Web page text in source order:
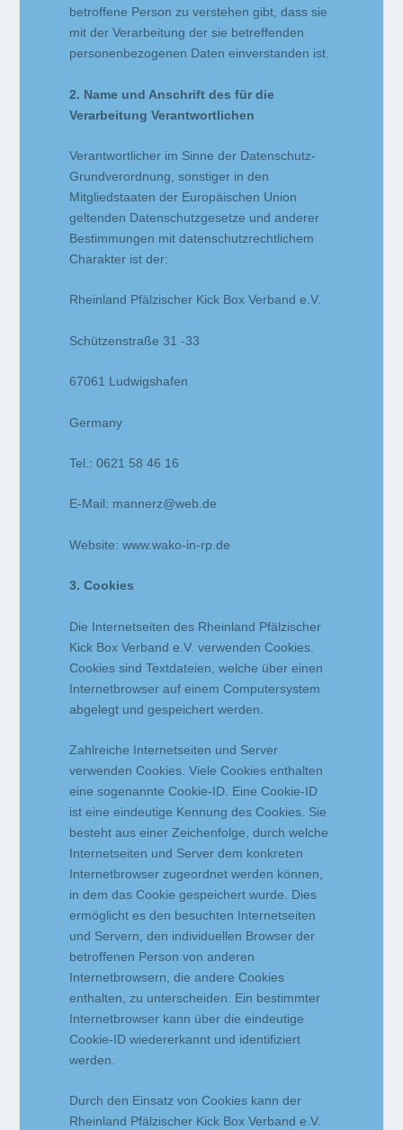
betroffene Person zu verstehen gibt, dass sie
mit der Verarbeitung der sie betreffenden
personenbezogenen Daten einverstanden ist.
2. Name und Anschrift des für die
Verarbeitung Verantwortlichen
Verantwortlicher im Sinne der Datenschutz-
Grundverordnung, sonstiger in den
Mitgliedstaaten der Europäischen Union
geltenden Datenschutzgesetze und anderer
Bestimmungen mit datenschutzrechtlichem
Charakter ist der:
Rheinland Pfälzischer Kick Box Verband e.V.
Schützenstraße 31 -33
67061 Ludwigshafen
Germany
Tel.: 0621 58 46 16
E-Mail: mannerz@web.de
Website: www.wako-in-rp.de
3. Cookies
Die Internetseiten des Rheinland Pfälzischer
Kick Box Verband e.V. verwenden Cookies.
Cookies sind Textdateien, welche über einen
Internetbrowser auf einem Computersystem
abgelegt und gespeichert werden.
Zahlreiche Internetseiten und Server
verwenden Cookies. Viele Cookies enthalten
eine sogenannte Cookie-ID. Eine Cookie-ID
ist eine eindeutige Kennung des Cookies. Sie
besteht aus einer Zeichenfolge, durch welche
Internetseiten und Server dem konkreten
Internetbrowser zugeordnet werden können,
in dem das Cookie gespeichert wurde. Dies
ermöglicht es den besuchten Internetseiten
und Servern, den individuellen Browser der
betroffenen Person von anderen
Internetbrowsern, die andere Cookies
enthalten, zu unterscheiden. Ein bestimmter
Internetbrowser kann über die eindeutige
Cookie-ID wiedererkannt und identifiziert
werden.
Durch den Einsatz von Cookies kann der
Rheinland Pfälzischer Kick Box Verband e.V.